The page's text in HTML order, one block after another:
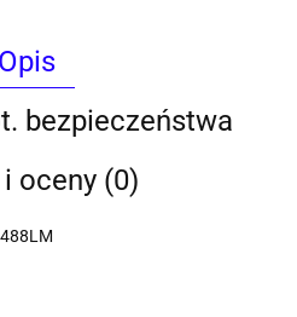
Opis
bezpieczeństwa
oceny (0)